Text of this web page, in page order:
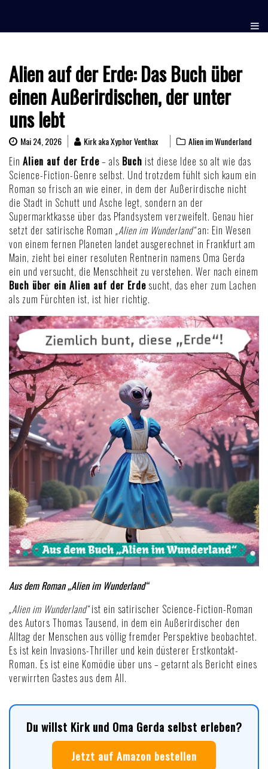
content
Alien auf der Erde: Das Buch über
einen Außerirdischen, der unter
uns lebt
Mai 24, 2026 Kirk aka Xyphor Venthax Alien im Wunderland
Ein Alien auf der Erde– als Buch ist diese Idee so alt wie das
Science-Fiction-Genre selbst. Und trotzdem fühlt sich kaum ein
Roman so frisch an wie einer, in dem der Außerirdische nicht
die Stadt in Schutt und Asche legt, sondern an der
Supermarktkasse über das Pfandsystem verzweifelt. Genau hier
setzt der satirische Roman „Alien im Wunderland“an: Ein Wesen
von einem fernen Planeten landet ausgerechnet in Frankfurt am
Main, zieht bei einer resoluten Rentnerin namens Oma Gerda
ein und versucht, die Menschheit zu verstehen. Wer nach einem
Buch über ein Alien auf der Erde sucht, das eher zum Lachen
als zum Fürchten ist, ist hier richtig.
Aus dem Roman „Alien im Wunderland“
„Alien im Wunderland“ist ein satirischer Science-Fiction-Roman
des Autors Thomas Tausend, in dem ein Außerirdischer den
Alltag der Menschen aus völlig fremder Perspektive beobachtet.
Es ist kein Invasions-Thriller und kein düsterer Erstkontakt-
Roman. Es ist eine Komödie über uns – getarnt als Bericht eines
verwirrten Gastes aus dem All.
Du willst Kirk und Oma Gerda selbst erleben?
Jetzt auf Amazon bestellen